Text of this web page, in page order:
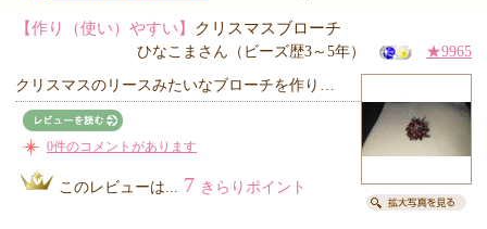
【作り（使い）やすい】 クリスマスブローチ
ひなこまさん（ビーズ歴3～5年） ★9965
クリスマスのリースみたいなブローチを作り…
0件のコメントがあります
このレビューは... 7 きらりポイント